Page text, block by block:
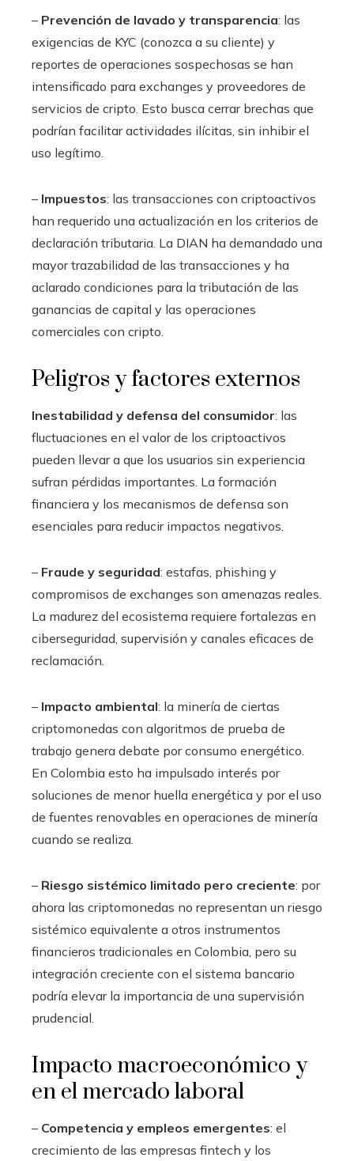
– Prevención de lavado y transparencia: las
exigencias de KYC (conozca a su cliente) y
reportes de operaciones sospechosas se han
intensificado para exchanges y proveedores de
servicios de cripto. Esto busca cerrar brechas que
podrían facilitar actividades ilícitas, sin inhibir el
uso legítimo.
– Impuestos: las transacciones con criptoactivos
han requerido una actualización en los criterios de
declaración tributaria. La DIAN ha demandado una
mayor trazabilidad de las transacciones y ha
aclarado condiciones para la tributación de las
ganancias de capital y las operaciones
comerciales con cripto.
Peligros y factores externos
Inestabilidad y defensa del consumidor: las
fluctuaciones en el valor de los criptoactivos
pueden llevar a que los usuarios sin experiencia
sufran pérdidas importantes. La formación
financiera y los mecanismos de defensa son
esenciales para reducir impactos negativos.
– Fraude y seguridad: estafas, phishing y
compromisos de exchanges son amenazas reales.
La madurez del ecosistema requiere fortalezas en
ciberseguridad, supervisión y canales eficaces de
reclamación.
– Impacto ambiental: la minería de ciertas
criptomonedas con algoritmos de prueba de
trabajo genera debate por consumo energético.
En Colombia esto ha impulsado interés por
soluciones de menor huella energética y por el uso
de fuentes renovables en operaciones de minería
cuando se realiza.
– Riesgo sistémico limitado pero creciente: por
ahora las criptomonedas no representan un riesgo
sistémico equivalente a otros instrumentos
financieros tradicionales en Colombia, pero su
integración creciente con el sistema bancario
podría elevar la importancia de una supervisión
prudencial.
Impacto macroeconómico y
en el mercado laboral
– Competencia y empleos emergentes: el
crecimiento de las empresas fintech y los